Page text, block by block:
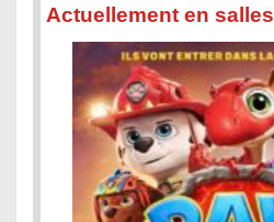
Actuellement en salles